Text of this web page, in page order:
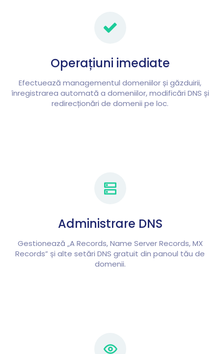
Operațiuni imediate
Efectuează managementul domeniilor și găzduirii,
înregistrarea automată a domeniilor, modificări DNS și
redirecționări de domenii pe loc.
Administrare DNS
Gestionează „A Records, Name Server Records, MX
Records” și alte setări DNS gratuit din panoul tău de
domenii.